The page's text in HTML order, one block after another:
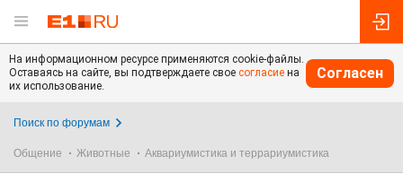
На информационном ресурсе применяются cookie-файлы.
Оставаясь на сайте, вы подтверждаете свое согласие на
их использование.
Согласен
Поиск по форумам
Общение Животные Аквариумистика и террариумистика